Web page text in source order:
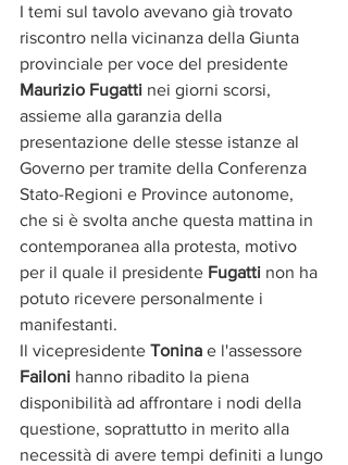
I temi sul tavolo avevano già trovato
riscontro nella vicinanza della Giunta
provinciale per voce del presidente
Maurizio Fugatti nei giorni scorsi,
assieme alla garanzia della
presentazione delle stesse istanze al
Governo per tramite della Conferenza
Stato-Regioni e Province autonome,
che si è svolta anche questa mattina in
contemporanea alla protesta, motivo
per il quale il presidente Fugatti non ha
potuto ricevere personalmente i
manifestanti.
Il vicepresidente Tonina e l'assessore
Failoni hanno ribadito la piena
disponibilità ad affrontare i nodi della
questione, soprattutto in merito alla
necessità di avere tempi definiti a lungo